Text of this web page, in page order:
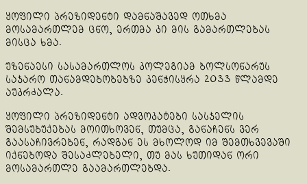
ყოფილი პრეზიდენტი დამნაშავედ ოთხმა
მოსამართლემ ცნო, ერთმა კი მის გამართლებას
მისცა ხმა.
უზენაესი სასამართლოს კოლეგიამ ბოლსონარუს
საჯარო თანამდებობებზე კენჭისყრა 2033 წლამდე
აუკრძალა.
ყოფილი პრეზიდენტი ადვოკატები სასჯელის
შემსუბუქებას მოითხოვენ, თუმცა, განაჩენს ვერ
გაასაჩივრებენ, რადგან ეს მხოლოდ იმ შემთხვევაში
იქნებოდა შესაძლებელი, თუ მას ხუთიდან ორი
მოსამართლე გაამართლებდა.